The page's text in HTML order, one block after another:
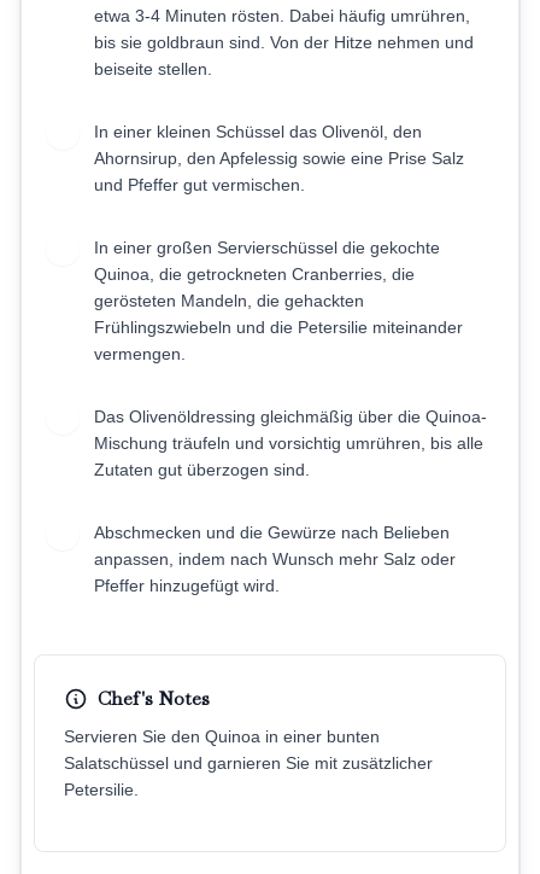
etwa 3-4 Minuten rösten. Dabei häufig umrühren,
bis sie goldbraun sind. Von der Hitze nehmen und
beiseite stellen.
In einer kleinen Schüssel das Olivenöl, den
Ahornsirup, den Apfelessig sowie eine Prise Salz
und Pfeffer gut vermischen.
In einer großen Servierschüssel die gekochte
Quinoa, die getrockneten Cranberries, die
gerösteten Mandeln, die gehackten
Frühlingszwiebeln und die Petersilie miteinander
vermengen.
Das Olivenöldressing gleichmäßig über die Quinoa-
Mischung träufeln und vorsichtig umrühren, bis alle
Zutaten gut überzogen sind.
Abschmecken und die Gewürze nach Belieben
anpassen, indem nach Wunsch mehr Salz oder
Pfeffer hinzugefügt wird.
Chef's Notes
Servieren Sie den Quinoa in einer bunten
Salatschüssel und garnieren Sie mit zusätzlicher
Petersilie.